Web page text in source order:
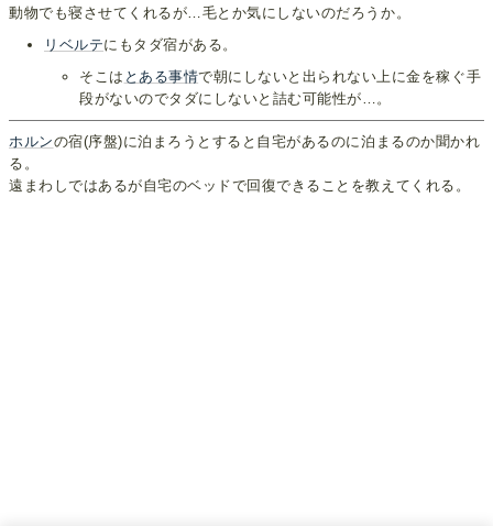
動物でも寝させてくれるが…毛とか気にしないのだろうか。
リベルテにもタダ宿がある。
そこは とある事情で朝にしないと出られない上に金を稼ぐ手
段がないのでタダにしないと詰む可能性が…。
ホルンの宿(序盤)に泊まろうとすると自宅があるのに泊まるのか聞かれ
る。
遠まわしではあるが自宅のベッドで回復できることを教えてくれる。